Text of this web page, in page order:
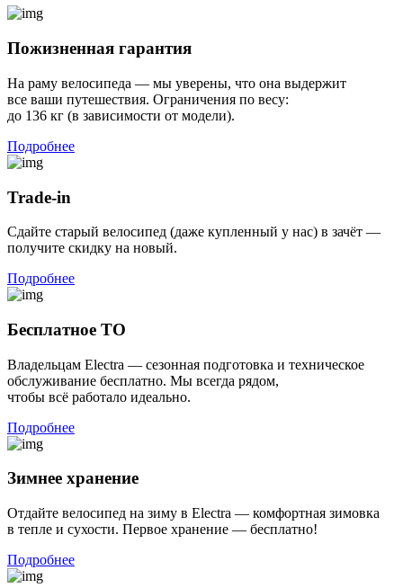
Пожизненная гарантия
На раму велосипеда — мы уверены, что она выдержит
все ваши путешествия. Ограничения по весу:
до 136 кг (в зависимости от модели).
Подробнее
Trade-in
Сдайте старый велосипед (даже купленный у нас) в зачёт —
получите скидку на новый.
Подробнее
Бесплатное ТО
Владельцам Electra — сезонная подготовка и техническое
обслуживание бесплатно. Мы всегда рядом,
чтобы всё работало идеально.
Подробнее
Зимнее хранение
Отдайте велосипед на зиму в Electra — комфортная зимовка
в тепле и сухости. Первое хранение — бесплатно!
Подробнее